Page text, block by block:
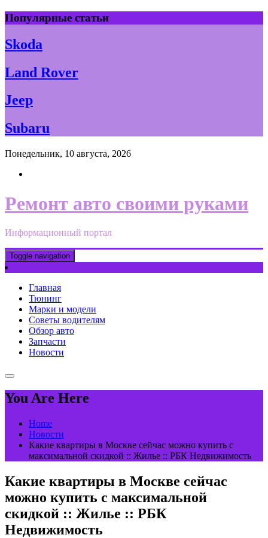
Skip
to
content
Популярные статьи
Skoda
Land Rover
Jeep
Subaru
Понедельник, 10 августа, 2026
Ремонт авто своими руками
Информационный портал
Toggle navigation
Главная
Тюнинг
Марки и модели
Советы водителям
Обзор авто
Запчасти
Новости
You Are Here
Home
Новости
Какие квартиры в Москве сейчас можно купить с
максимальной скидкой :: Жилье :: РБК Недвижимость
Какие квартиры в Москве сейчас
можно купить с максимальной
скидкой :: Жилье :: РБК
Недвижимость